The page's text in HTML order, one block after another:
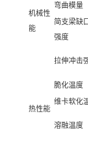
机械性
能
弯曲模量
简支梁缺
强度
拉伸冲击
热性能
脆化温度
维卡软化
溶融温度